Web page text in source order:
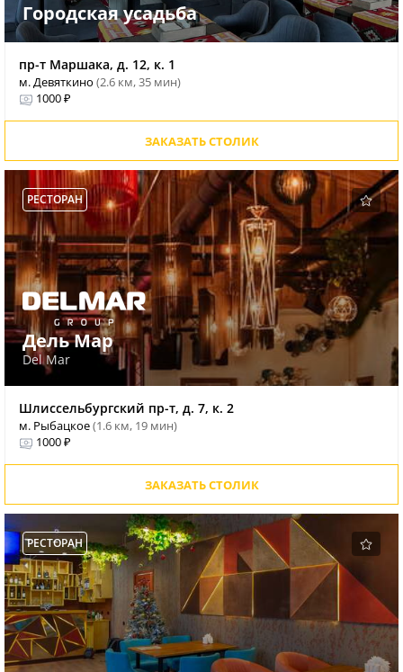
Городская усадьба
пр-т Маршака, д. 12, к. 1
м. Девяткино (2.6 км, 35 мин)
1000 ₽
ЗАКАЗАТЬ СТОЛИК
РЕСТОРАН
Дель Мар
Del Mar
Шлиссельбургский пр-т, д. 7, к. 2
м. Рыбацкое(1.6 км, 19 мин)
1000 ₽
ЗАКАЗАТЬ СТОЛИК
РЕСТОРАН